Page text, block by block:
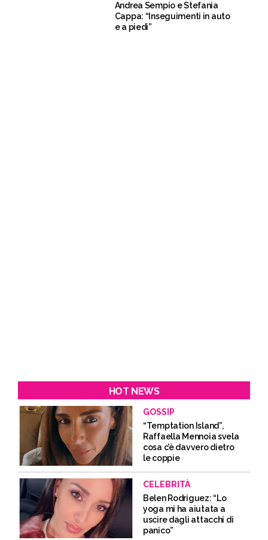
Andrea Sempio e Stefania
Cappa: “Inseguimenti in auto
e a piedi”
HOT NEWS
GOSSIP
“Temptation Island”,
Raffaella Mennoia svela
cosa c’è davvero dietro
le coppie
CELEBRITÀ
Belen Rodriguez: “Lo
yoga mi ha aiutata a
uscire dagli attacchi di
panico”